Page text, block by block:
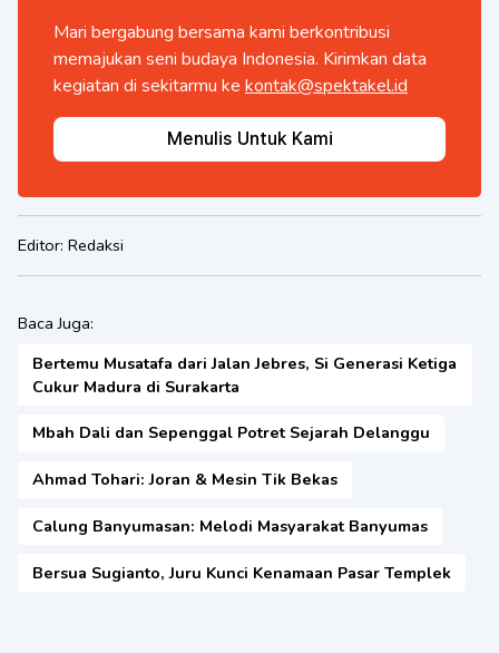
Mari bergabung bersama kami berkontribusi
memajukan seni budaya Indonesia. Kirimkan data
kegiatan di sekitarmu ke kontak@spektakel.id
Menulis Untuk Kami
Editor: Redaksi
Baca Juga:
Bertemu Musatafa dari Jalan Jebres, Si Generasi Ketiga
Cukur Madura di Surakarta
Mbah Dali dan Sepenggal Potret Sejarah Delanggu
Ahmad Tohari: Joran & Mesin Tik Bekas
Calung Banyumasan: Melodi Masyarakat Banyumas
Bersua Sugianto, Juru Kunci Kenamaan Pasar Templek